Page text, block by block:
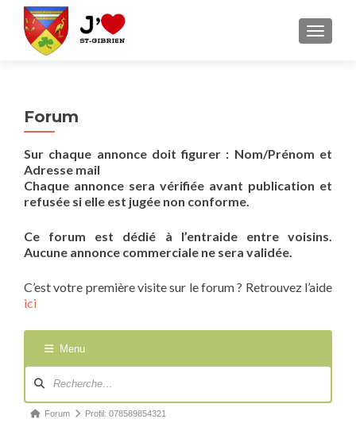
Forum
Sur chaque annonce doit figurer : Nom/Prénom et
Adresse mail
Chaque annonce sera vérifiée avant publication et
refusée si elle est jugée non conforme.
Ce forum est dédié à l’entraide entre voisins.
Aucune annonce commerciale ne sera validée.
C’est votre première visite sur le forum ? Retrouvez l’aide
ici
Menu
forum
Fil Forum Profil: 078589854321